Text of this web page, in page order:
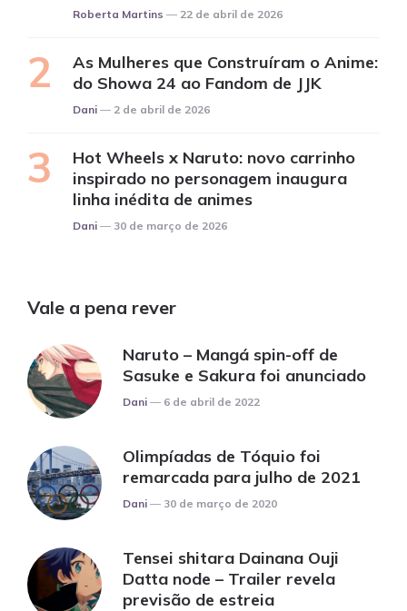
Posted
Roberta Martins 22 de abril de 2026
As Mulheres que Construíram o Anime:
do Showa 24 ao Fandom de JJK
Posted
Dani 2 de abril de 2026
Hot Wheels x Naruto: novo carrinho
inspirado no personagem inaugura
linha inédita de animes
Posted
Dani 30 de março de 2026
Vale a pena rever
Naruto – Mangá spin-off de
Sasuke e Sakura foi anunciado
Posted
Dani 6 de abril de 2022
Olimpíadas de Tóquio foi
remarcada para julho de 2021
Posted
Dani 30 de março de 2020
Tensei shitara Dainana Ouji
Datta node – Trailer revela
previsão de estreia